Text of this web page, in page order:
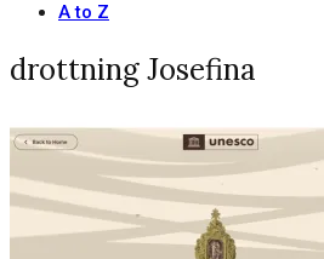
A to Z
drottning Josefina